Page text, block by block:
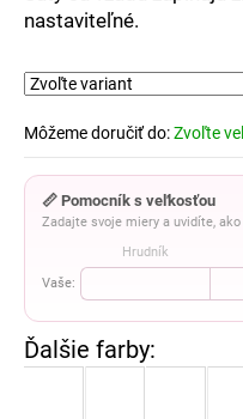
nastaviteľné.
Môžeme doručiť do:Zvoľte
📏 Pomocník s veľkosťou
Zadajte svoje miery a uvidíte,
Hrudník
Vaše: